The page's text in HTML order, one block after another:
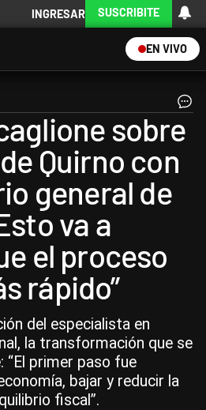
INGRESAR SUSCRIBITE
EN VIVO
sobre
Quirno con
general de
va a
el proceso
rápido”
del especialista en
la transformación que se
“El primer paso fue
bajar y reducir la
fiscal”.